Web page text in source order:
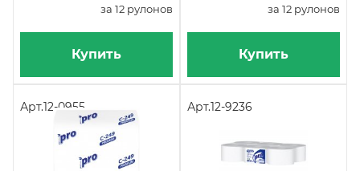
за 12 рулонов
Купить
за 12 рулонов
Купить
Арт.12-0955 Арт.12-9236